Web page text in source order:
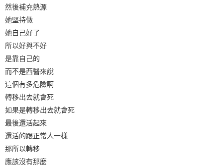
然後補充熱源
她堅持做
她自己好了
所以好與不好
是靠自己的
而不是西醫來說
這個有多危險啊
轉移出去就會死
如果是轉移出去就會死
最後還活起來
還活的跟正常人一樣
那所以轉移
應該沒有那麼